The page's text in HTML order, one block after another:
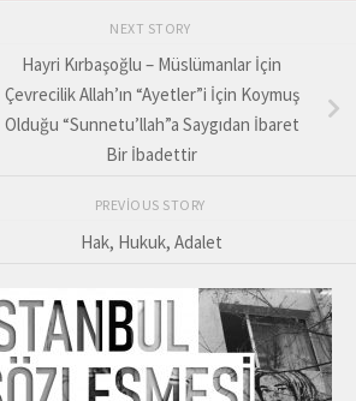
NEXT STORY
Hayri Kırbaşoğlu – Müslümanlar İçin
Çevrecilik Allah’ın “Ayetler”i İçin Koymuş
Olduğu “Sunnetu’llah”a Saygıdan İbaret
Bir İbadettir
PREVIOUS STORY
Hak, Hukuk, Adalet